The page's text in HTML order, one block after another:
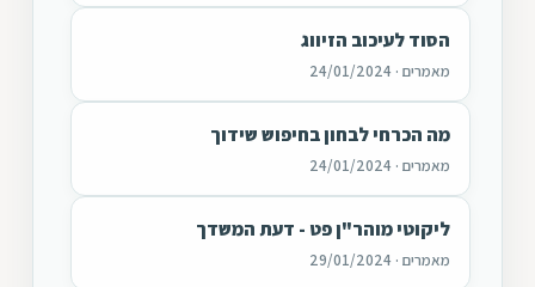
הסוד לעיכוב הזיווג
מאמרים · 24/01/2024
מה הכרחי לבחון בחיפוש שידוך
מאמרים · 24/01/2024
ליקוטי מוהר"ן פט - דעת המשדך
מאמרים · 29/01/2024